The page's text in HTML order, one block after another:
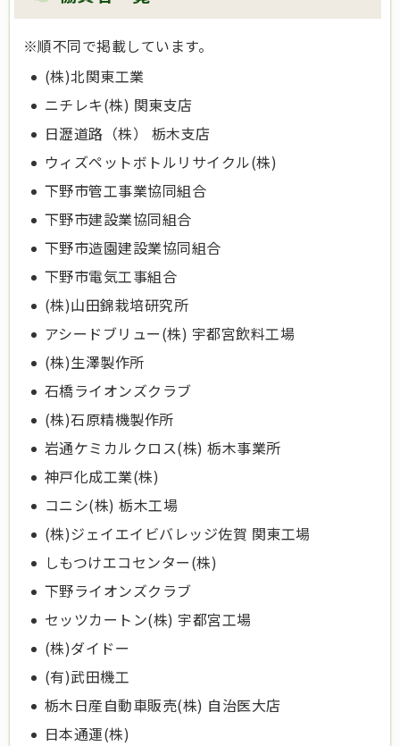
※順不同で掲載しています。
(株)北関東工業
ニチレキ(株) 関東支店
日瀝道路（株） 栃木支店
ウィズペットボトルリサイクル(株)
下野市管工事業協同組合
下野市建設業協同組合
下野市造園建設業協同組合
下野市電気工事組合
(株)山田錦栽培研究所
アシードブリュー(株) 宇都宮飲料工場
(株)生澤製作所
石橋ライオンズクラブ
(株)石原精機製作所
岩通ケミカルクロス(株) 栃木事業所
神戸化成工業(株)
コニシ(株) 栃木工場
(株)ジェイエイビバレッジ佐賀 関東工場
しもつけエコセンター(株)
下野ライオンズクラブ
セッツカートン(株) 宇都宮工場
(株)ダイドー
(有)武田機工
栃木日産自動車販売(株) 自治医大店
日本通運(株)